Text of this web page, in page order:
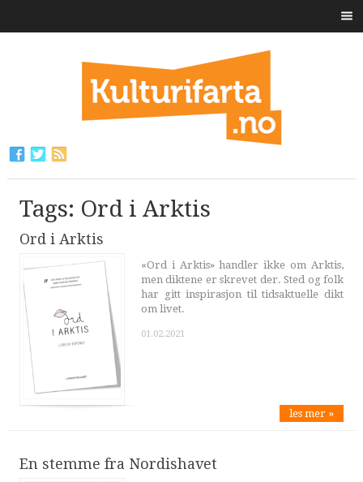
Tags: Ord i Arktis
Ord i Arktis
«Ord i Arktis» handler ikke om Arktis,
men diktene er skrevet der. Sted og folk
har gitt inspirasjon til tidsaktuelle dikt
om livet.
01.02.2021
les mer »
En stemme fra Nordishavet